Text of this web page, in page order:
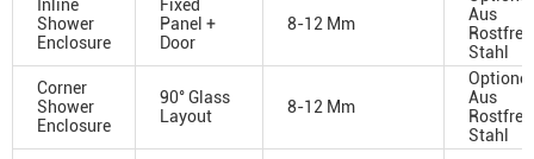
Inline
Shower
Enclosure
Fixed
Panel +
Door
8-12 Mm
Aus
Stahl
Corner
Shower
Enclosure
90° Glass
Layout
8-12 Mm
Aus
Stahl